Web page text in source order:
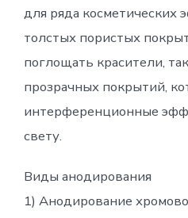
для ряда косметических
толстых пористых
поглощать красители,
прозрачных покрытий,
интерференционные
свету.
Виды анодирования
1) Анодирование